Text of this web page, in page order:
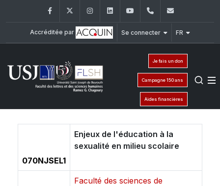
FacebookTwitter InstagramLinkedInYouTube+961 (1) 421 000
Accréditée par Se connecter FR
Je fais un don
Campagne 150 ans
Aides financières
070NJSEL1
Enjeux de l'éducation à la
sexualité en milieu scolaire
Faculté des sciences de